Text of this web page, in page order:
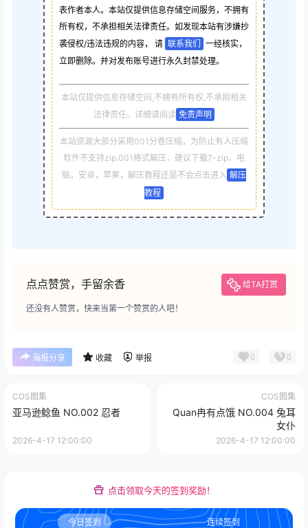
表作者本人。本站仅提供信息存储空间服务，不拥有
所有权，不承担相关法律责任。如发现本站有涉嫌抄
袭侵权/违法违规的内容， 请 联系我们
一经核实，
立即删除。并对发布账号进行永久封禁处理。
本站仅提供信息存储空间,不拥有所有权,不承担相关
法律责任。详细请阅读 免责声明
本站资源大部分采用001分卷压缩，为防止有人压缩
软件不支持zip.001格式解压，建议下载7-zip，电
脑，安卓，苹果，解压教程还是不会点击进入 解压
教程
点点赞赏，手留余香 给TA打赏
还没有人赞赏，快来当第一个赞赏的人吧！
海报分享 收藏 举报 0 0
COS图集
亚马逊鲶鱼 NO.002 忍者
2026-4-17 12:00:00
COS图集
Quan冉有点饿 NO.004 兔耳
女仆
2026-4-17 12:00:00
点击领取今天的签到奖励！
今日签到 连续签到